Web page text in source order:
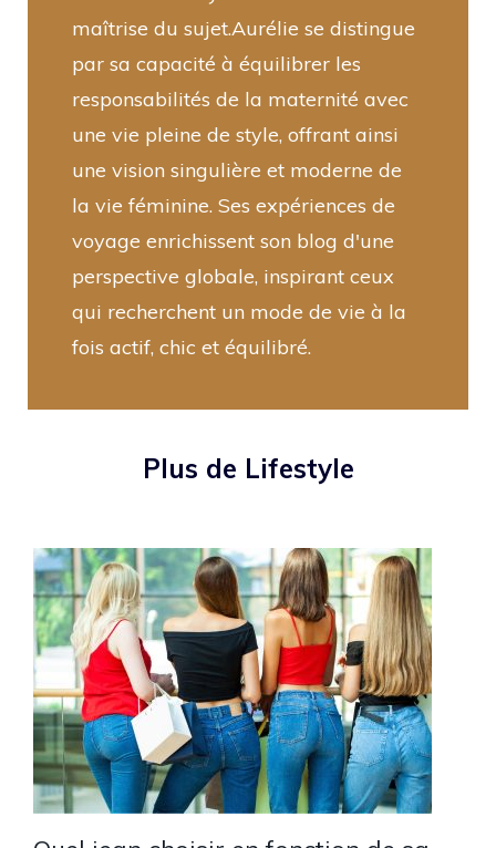
maîtrise du sujet.Aurélie se distingue
par sa capacité à équilibrer les
responsabilités de la maternité avec
une vie pleine de style, offrant ainsi
une vision singulière et moderne de
la vie féminine. Ses expériences de
voyage enrichissent son blog d'une
perspective globale, inspirant ceux
qui recherchent un mode de vie à la
fois actif, chic et équilibré.
Plus de Lifestyle